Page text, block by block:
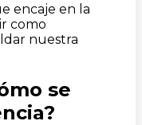
encaje en la
como
nuestra
se